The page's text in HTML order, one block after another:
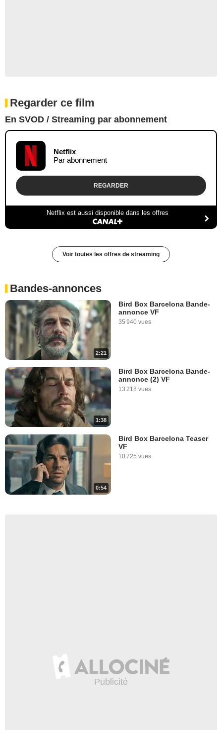
Regarder ce film
En SVOD / Streaming par abonnement
Netflix
Par abonnement
REGARDER
Netflix est aussi disponible dans les offres
Voir toutes les offres de streaming
Bandes-annonces
2:21
Bird Box Barcelona Bande-
annonce VF
35 940 vues
1:38
Bird Box Barcelona Bande-
annonce (2) VF
13 218 vues
0:54
Bird Box Barcelona Teaser
VF
10 725 vues